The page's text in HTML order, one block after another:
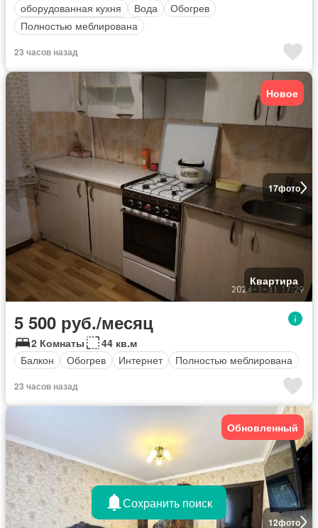
оборудованная кухня
Вода
Обогрев
Полностью меблирована
23 часов назад
17фото
Новое
Квартира
5 500 руб./месяц
2 Комнаты
44 кв.м
Балкон
Обогрев Интернет Полностью меблирована
23 часов назад
12фото
Обновленный
Сохранить поиск